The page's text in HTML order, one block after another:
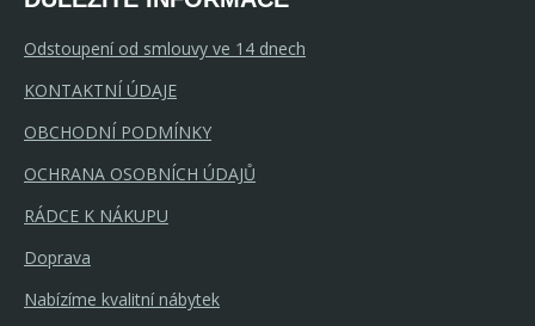
Odstoupení od smlouvy ve 14 dnech
KONTAKTNÍ ÚDAJE
OBCHODNÍ PODMÍNKY
OCHRANA OSOBNÍCH ÚDAJŮ
RÁDCE K NÁKUPU
Doprava
Nabízíme kvalitní nábytek